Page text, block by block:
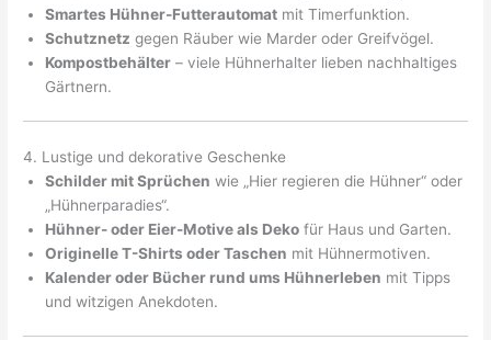
Smartes Hühner-Futterautomat mit Timerfunktion.
Schutznetz gegen Räuber wie Marder oder Greifvögel.
Kompostbehälter – viele Hühnerhalter lieben nachhaltiges
Gärtnern.
4. Lustige und dekorative Geschenke
Schilder mit Sprüchen wie „Hier regieren die Hühner“ oder
„Hühnerparadies“.
Hühner- oder Eier-Motive als Deko für Haus und Garten.
Originelle T-Shirts oder Taschen mit Hühnermotiven.
Kalender oder Bücher rund ums Hühnerleben mit Tipps
und witzigen Anekdoten.